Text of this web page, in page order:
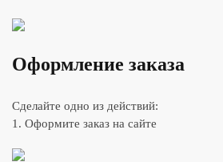
Оформление заказа
Сделайте одно из действий:
1. Оформите заказ на сайте